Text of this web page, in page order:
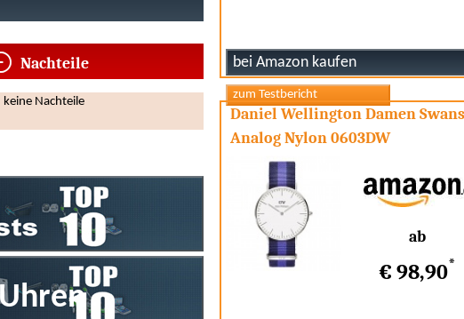
Daniel Wellington Damen
Analog Nylon 0603DW
ab
€ 98,90*
Nachteile
keine Nachteile